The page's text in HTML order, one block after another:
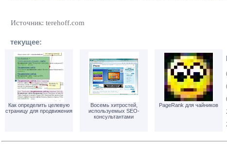
Источник: terehoff.com
текущее:
Как определить целевую
страницу для продвижения
Восемь хитростей,
используемых SEO-
консультантами
PageRank для чайников